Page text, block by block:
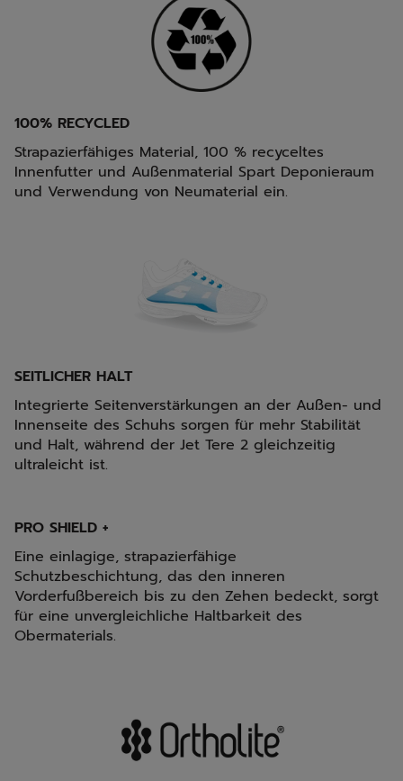
100% RECYCLED
Strapazierfähiges Material, 100 % recyceltes
Innenfutter und Außenmaterial Spart Deponieraum
und Verwendung von Neumaterial ein.
SEITLICHER HALT
Integrierte Seitenverstärkungen an der Außen- und
Innenseite des Schuhs sorgen für mehr Stabilität
und Halt, während der Jet Tere 2 gleichzeitig
ultraleicht ist.
PRO SHIELD +
Eine einlagige, strapazierfähige
Schutzbeschichtung, das den inneren
Vorderfußbereich bis zu den Zehen bedeckt, sorgt
für eine unvergleichliche Haltbarkeit des
Obermaterials.